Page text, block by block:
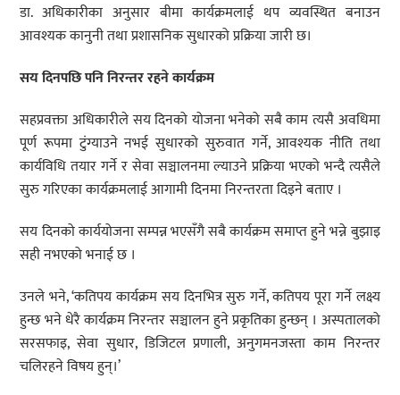
डा. अधिकारीका अनुसार बीमा कार्यक्रमलाई थप व्यवस्थित बनाउन
आवश्यक कानुनी तथा प्रशासनिक सुधारको प्रक्रिया जारी छ।
सय दिनपछि पनि निरन्तर रहने कार्यक्रम
सहप्रवक्ता अधिकारीले सय दिनको योजना भनेको सबै काम त्यसै अवधिमा
पूर्ण रूपमा टुंग्याउने नभई सुधारको सुरुवात गर्ने, आवश्यक नीति तथा
कार्यविधि तयार गर्ने र सेवा सञ्चालनमा ल्याउने प्रक्रिया भएको भन्दै त्यसैले
सुरु गरिएका कार्यक्रमलाई आगामी दिनमा निरन्तरता दिइने बताए ।
सय दिनको कार्ययोजना सम्पन्न भएसँगै सबै कार्यक्रम समाप्त हुने भन्ने बुझाइ
सही नभएको भनाई छ ।
उनले भने, ‘कतिपय कार्यक्रम सय दिनभित्र सुरु गर्ने, कतिपय पूरा गर्ने लक्ष्य
हुन्छ भने धेरै कार्यक्रम निरन्तर सञ्चालन हुने प्रकृतिका हुन्छन् । अस्पतालको
सरसफाइ, सेवा सुधार, डिजिटल प्रणाली, अनुगमनजस्ता काम निरन्तर
चलिरहने विषय हुन्।’